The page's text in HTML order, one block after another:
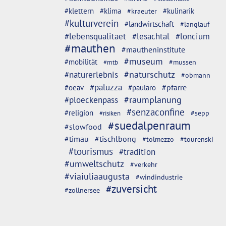
#klettern #klima #kraeuter #kulinarik
#kulturverein #landwirtschaft #langlauf
#lebensqualitaet #lesachtal #loncium
#mauthen #mautheninstitute
#mobilität #mtb #museum #mussen
#naturerlebnis #naturschutz #obmann
#oeav #paluzza #paularo #pfarre
#ploeckenpass #raumplanung
#religion #risiken #senzaconfine #sepp
#slowfood #suedalpenraum
#timau #tischlbong #tolmezzo #tourenski
#tourismus #tradition
#umweltschutz
#verkehr
#viaiuliaaugusta #windindustrie
#zollnersee #zuversicht